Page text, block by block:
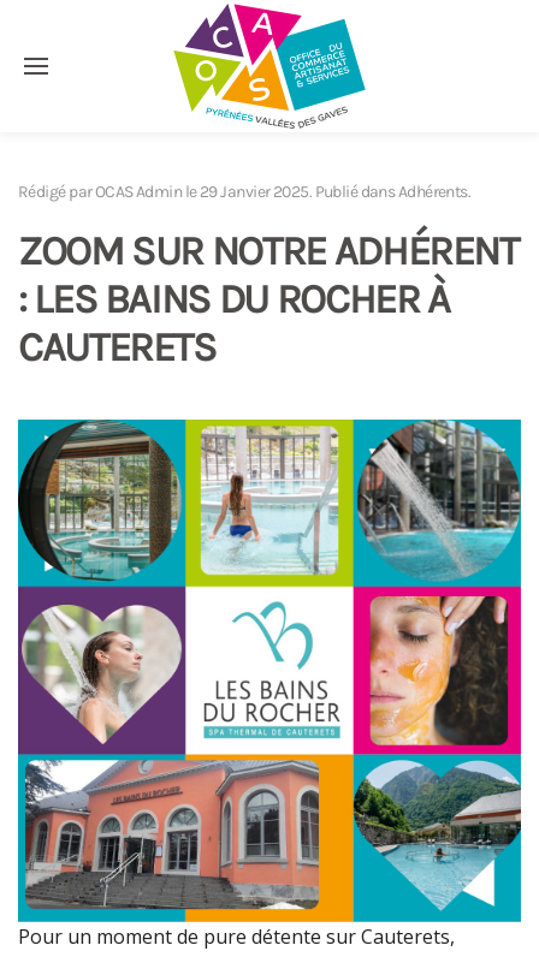
Accéder au contenu principal
Rédigé par OCAS Admin le29 Janvier 2025. Publié dansAdhérents.
ZOOM SUR NOTRE ADHÉRENT
: LES BAINS DU ROCHER À
CAUTERETS
Pour un moment de pure détente sur Cauterets,